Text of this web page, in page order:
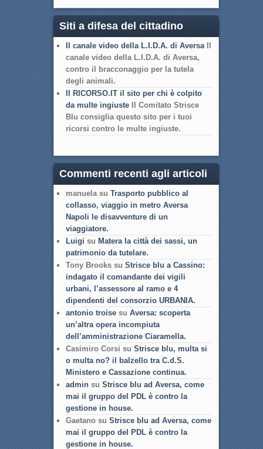
Siti a difesa del cittadino
Il canale video della L.I.D.A. di AversaIl
canale video della L.I.D.A. di Aversa,
contro il bracconaggio per la tutela
degli animali.
Il RICORSO.IT il sito per chi è colpito
da multe ingiusteIl Comitato Strisce
Blu consiglia questo sito per i tuoi
ricorsi contro le multe ingiuste.
Commenti recenti agli articoli
manuela su Trasporto pubblico al
collasso, viaggio in metro Aversa
Napoli le disavventure di un
viaggiatore.
Luigi su Matera la città dei sassi, un
patrimonio da tutelare.
Tony Brooks su Strisce blu a Cassino:
indagato il comandante dei vigili
urbani, l’assessore al ramo e 4
dipendenti del consorzio URBANIA.
antonio troisesu Aversa: scoperta
un’altra opera incompiuta
dell’amministrazione Ciaramella.
Casimiro Corsi su Strisce blu, multa si
o multa no? il balzello tra C.d.S.
Ministero e Cassazione continua.
adminsu Strisce blu ad Aversa, come
mai il gruppo del PDL è contro la
gestione in house.
Gaetano su Strisce blu ad Aversa, come
mai il gruppo del PDL è contro la
gestione in house.